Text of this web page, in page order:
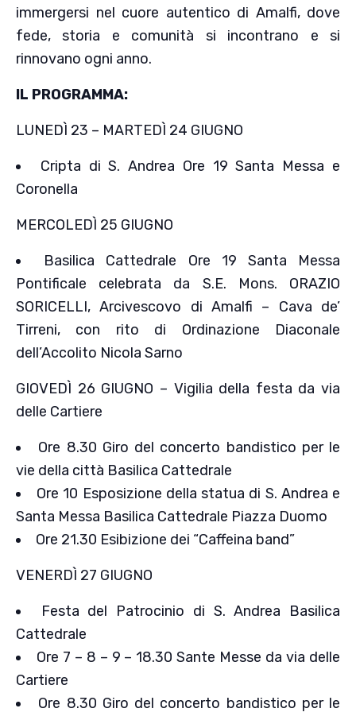
immergersi nel cuore autentico di Amalfi, dove
fede, storia e comunità si incontrano e si
rinnovano ogni anno.
IL PROGRAMMA:
LUNEDÌ 23 – MARTEDÌ 24 GIUGNO
Cripta di S. Andrea Ore 19 Santa Messa e
Coronella
MERCOLEDÌ 25 GIUGNO
Basilica Cattedrale Ore 19 Santa Messa
Pontificale celebrata da S.E. Mons. ORAZIO
SORICELLI, Arcivescovo di Amalfi – Cava de’
Tirreni, con rito di Ordinazione Diaconale
dell’Accolito Nicola Sarno
GIOVEDÌ 26 GIUGNO – Vigilia della festa da via
delle Cartiere
Ore 8.30 Giro del concerto bandistico per le
vie della città Basilica Cattedrale
Ore 10 Esposizione della statua di S. Andrea e
Santa Messa Basilica Cattedrale Piazza Duomo
Ore 21.30 Esibizione dei “Caffeina band”
VENERDÌ 27 GIUGNO
Festa del Patrocinio di S. Andrea Basilica
Cattedrale
Ore 7 – 8 – 9 – 18.30 Sante Messe da via delle
Cartiere
Ore 8.30 Giro del concerto bandistico per le